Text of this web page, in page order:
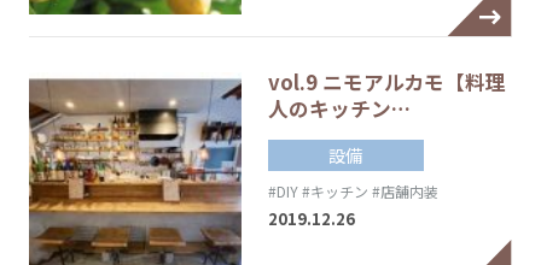
vol.9 ニモアルカモ【料理
人のキッチン…
設備
#DIY#キッチン #店舗内装
2019.12.26